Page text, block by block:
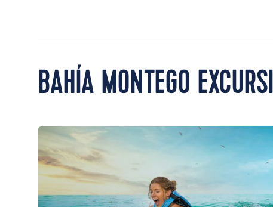
BAHÍA MONTEGO